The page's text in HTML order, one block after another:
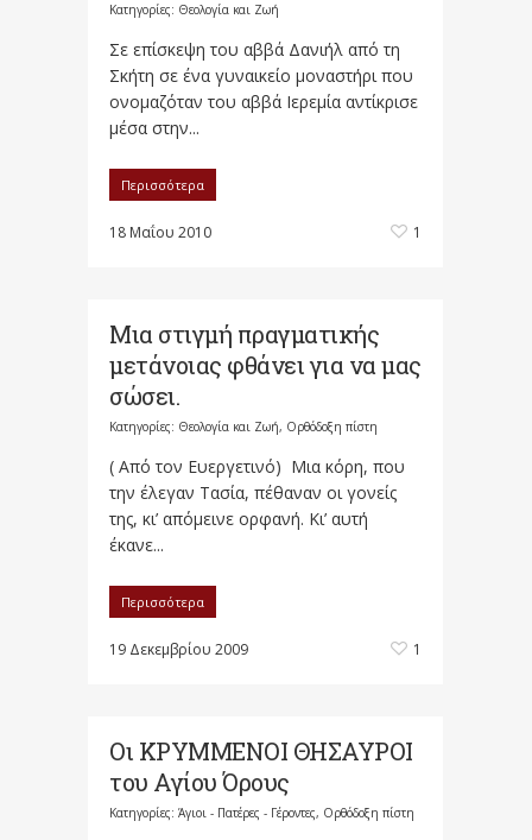
Κατηγορίες: Θεολογία και Ζωή
Σε επίσκεψη του αββά Δανιήλ από τη
Σκήτη σε ένα γυναικείο μοναστήρι που
ονομαζόταν του αββά Ιερεμία αντίκρισε
μέσα στην...
Περισσότερα
18 Μαΐου 2010 1
Μια στιγμή πραγματικής
μετάνοιας φθάνει για να μας
σώσει.
Κατηγορίες: Θεολογία και Ζωή, Ορθόδοξη πίστη
( Από τον Ευεργετινό) Μια κόρη, που
την έλεγαν Τασία, πέθαναν οι γονείς
της, κι’ απόμεινε ορφανή. Κι’ αυτή
έκανε...
Περισσότερα
19 Δεκεμβρίου 2009 1
Οι ΚΡΥΜΜΕΝΟΙ ΘΗΣΑΥΡΟΙ
του Αγίου Όρους
Κατηγορίες: Άγιοι - Πατέρες - Γέροντες, Ορθόδοξη πίστη